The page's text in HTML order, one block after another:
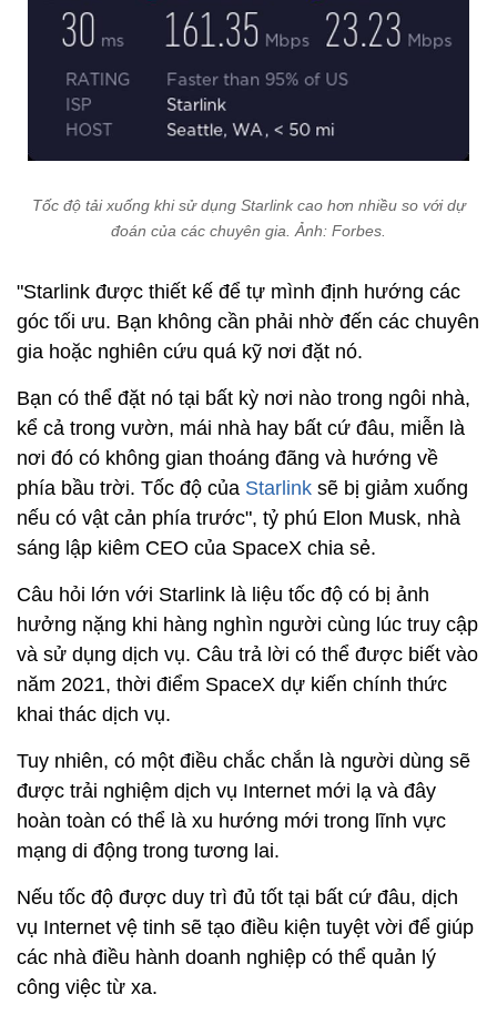
Tốc độ tải xuống khi sử dụng Starlink cao hơn nhiều so với dự
đoán của các chuyên gia. Ảnh: Forbes.
"Starlink được thiết kế để tự mình định hướng các
góc tối ưu. Bạn không cần phải nhờ đến các chuyên
gia hoặc nghiên cứu quá kỹ nơi đặt nó.
Bạn có thể đặt nó tại bất kỳ nơi nào trong ngôi nhà,
kể cả trong vườn, mái nhà hay bất cứ đâu, miễn là
nơi đó có không gian thoáng đãng và hướng về
phía bầu trời. Tốc độ của Starlink sẽ bị giảm xuống
nếu có vật cản phía trước", tỷ phú Elon Musk, nhà
sáng lập kiêm CEO của SpaceX chia sẻ.
Câu hỏi lớn với Starlink là liệu tốc độ có bị ảnh
hưởng nặng khi hàng nghìn người cùng lúc truy cập
và sử dụng dịch vụ. Câu trả lời có thể được biết vào
năm 2021, thời điểm SpaceX dự kiến chính thức
khai thác dịch vụ.
Tuy nhiên, có một điều chắc chắn là người dùng sẽ
được trải nghiệm dịch vụ Internet mới lạ và đây
hoàn toàn có thể là xu hướng mới trong lĩnh vực
mạng di động trong tương lai.
Nếu tốc độ được duy trì đủ tốt tại bất cứ đâu, dịch
vụ Internet vệ tinh sẽ tạo điều kiện tuyệt vời để giúp
các nhà điều hành doanh nghiệp có thể quản lý
công việc từ xa.